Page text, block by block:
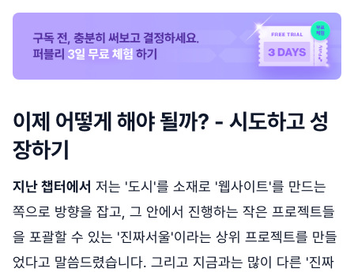
이제 어떻게 해야 될까? - 시도하고 성
장하기
지난 챕터에서 저는 '도시'를 소재로 '웹사이트'를 만드는
쪽으로 방향을 잡고, 그 안에서 진행하는 작은 프로젝트들
을 포괄할 수 있는 '진짜서울'이라는 상위 프로젝트를 만들
었다고 말씀드렸습니다. 그리고 지금과는 많이 다른 '진짜